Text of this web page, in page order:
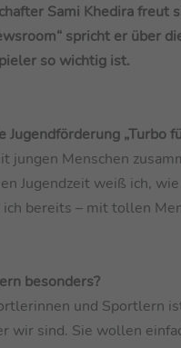
Sami Khedira freut
spricht er über
so wichtig ist.
„Turbo
jungen Menschen
Jugendzeit weiß ich,
bereits – mit tollen
besonders?
und Sportlern
wir sind. Sie wollen